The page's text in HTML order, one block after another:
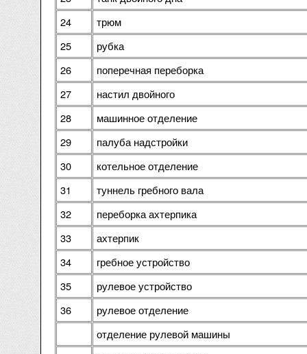
24
трюм
25
рубка
26
поперечная переборка
27
настил двойного
28
машинное отделение
29
палуба надстройки
30
котельное отделение
31
туннель гребного вала
32
переборка ахтерпика
33
ахтерпик
34
гребное устройство
35
рулевое устройство
36
рулевое отделение
отделение рулевой машины